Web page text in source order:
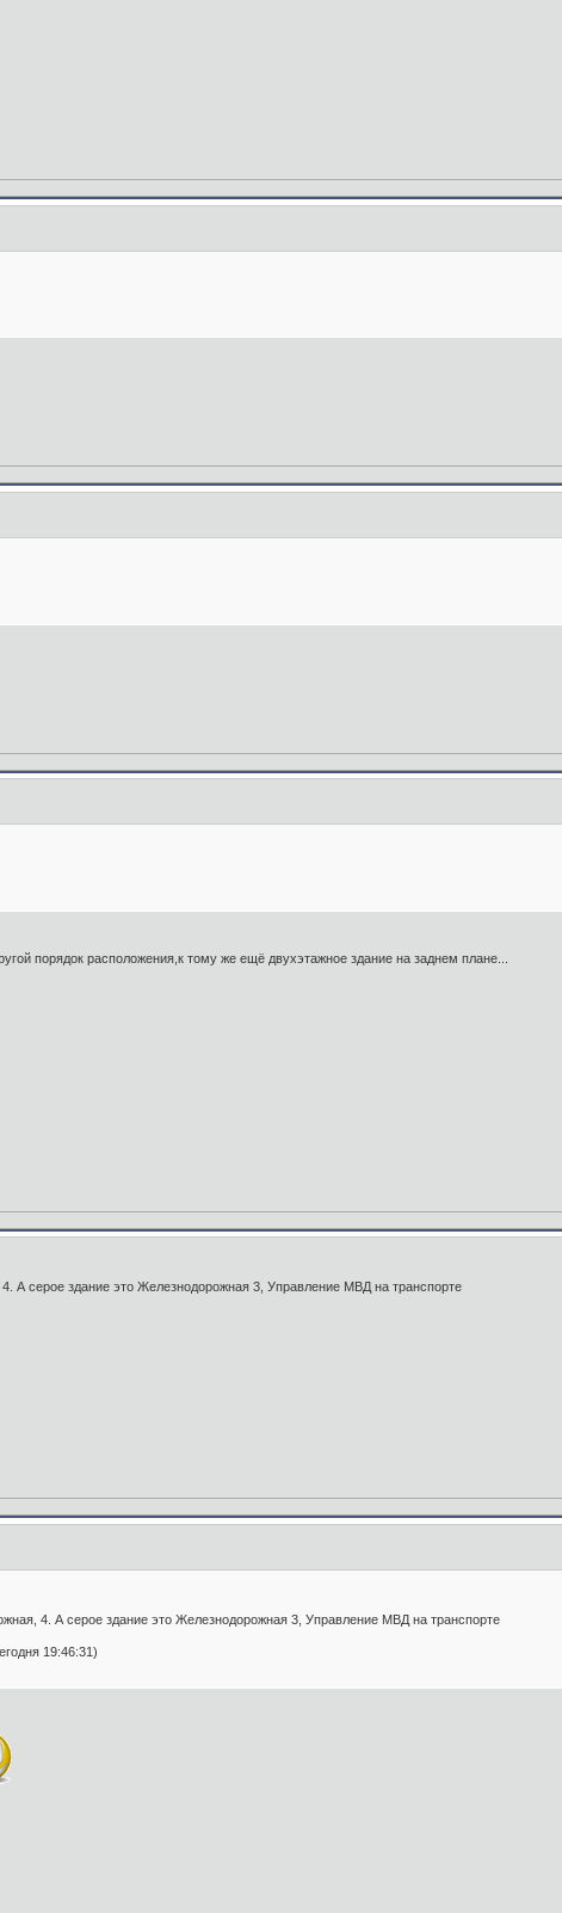
порядок расположения,к тому же ещё двухэтажное здание на заднем плане...
А серое здание это Железнодорожная 3, Управление МВД на транспорте
4. А серое здание это Железнодорожная 3, Управление МВД на транспорте
19:46:31)